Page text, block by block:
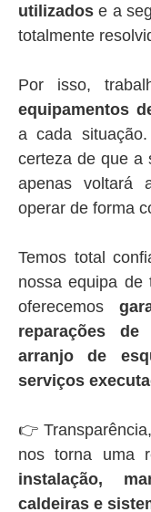
utilizados e a
totalmente
Por isso,
equipamentos
a cada
certeza de que a
apenas voltará
operar de forma
Temos total
nossa equipa de
oferecemos
reparações
arranjo de
serviços
👉
nos torna uma
instalação,
caldeiras e